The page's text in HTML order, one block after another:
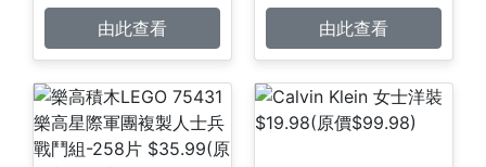
由此查看
由此查看